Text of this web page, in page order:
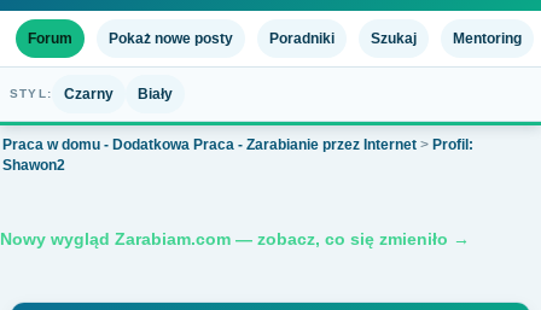
Forum Pokaż nowe posty Poradniki Szukaj Mentoring
STYL: Czarny Biały
Praca w domu - Dodatkowa Praca - Zarabianie przez Internet > Profil:
Shawon2
Nowy wygląd Zarabiam.com — zobacz, co się zmieniło →